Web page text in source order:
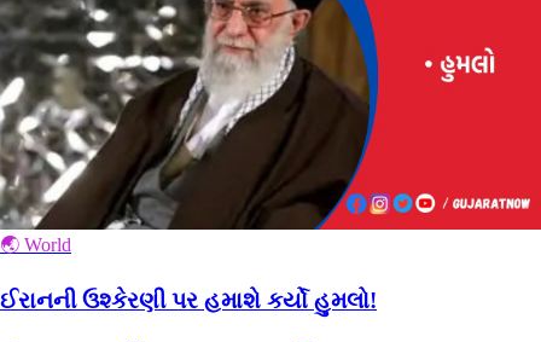
🌏 World
ઈરાનની ઉશ્કેરણી પર હમાશે કર્યો હુમલો!